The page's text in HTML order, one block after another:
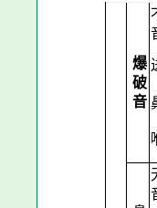
爆
破
音